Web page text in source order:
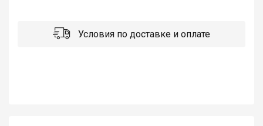
Условия по доставке и оплате